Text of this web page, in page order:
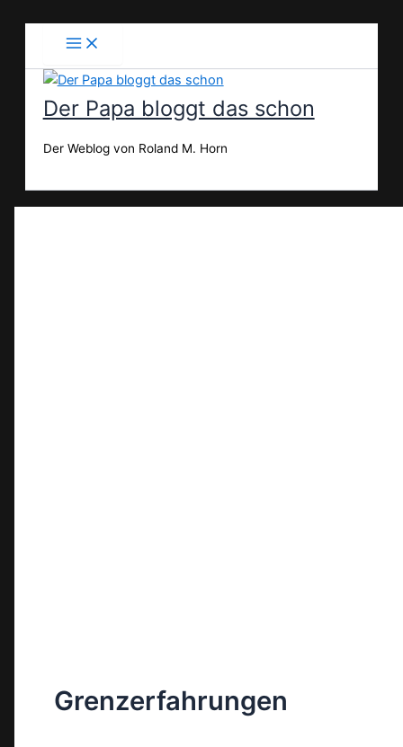
Der Papa bloggt das schon
Der Weblog von Roland M. Horn
Grenzerfahrungen